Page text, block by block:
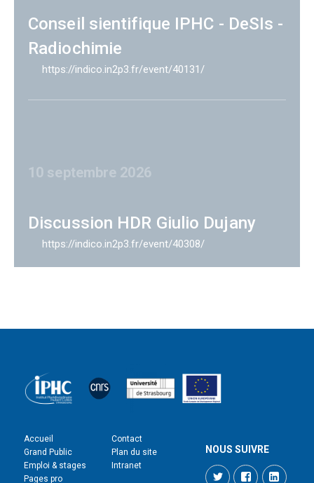
Conseil sientifique IPHC - DeSIs -
Radiochimie
https://indico.in2p3.fr/event/40131/
10 septembre 2026
Discussion HDR Giulio Dujany
https://indico.in2p3.fr/event/40308/
Accueil
Grand Public
Emploi & stages
Pages pro
Contact
Plan du site
Intranet
NOUS SUIVRE
TwitterFacebook